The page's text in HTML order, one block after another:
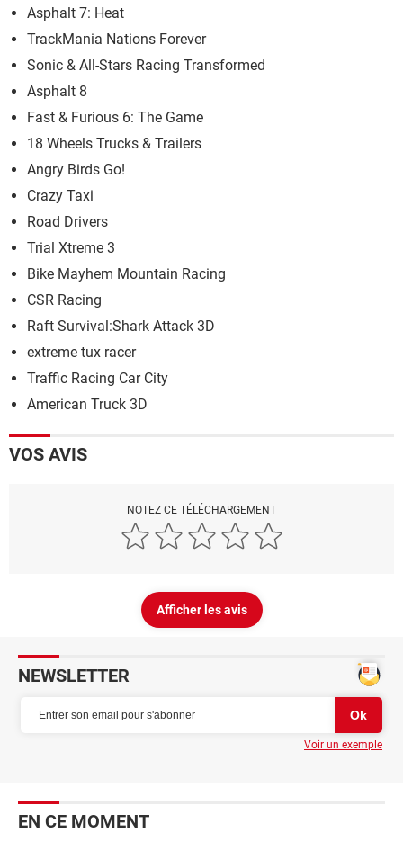
Asphalt 7: Heat
TrackMania Nations Forever
Sonic & All-Stars Racing Transformed
Asphalt 8
Fast & Furious 6: The Game
18 Wheels Trucks & Trailers
Angry Birds Go!
Crazy Taxi
Road Drivers
Trial Xtreme 3
Bike Mayhem Mountain Racing
CSR Racing
Raft Survival:Shark Attack 3D
extreme tux racer
Traffic Racing Car City
American Truck 3D
VOS AVIS
NOTEZ CE TÉLÉCHARGEMENT
Afficher les avis
NEWSLETTER
Voir un exemple
EN CE MOMENT